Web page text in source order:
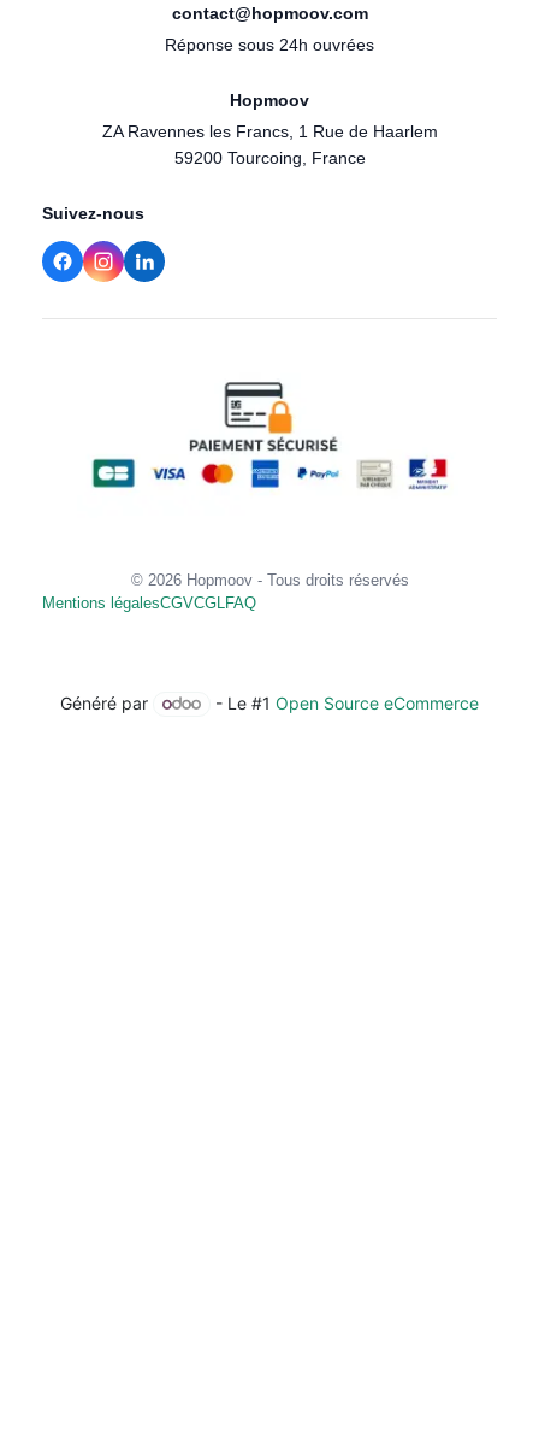
contact@hopmoov.com
Réponse sous 24h ouvrées
Hopmoov
ZA Ravennes les Francs, 1 Rue de Haarlem
59200 Tourcoing, France
Suivez-nous
© 2026 Hopmoov - Tous droits réservés
Mentions légalesCGVCGLFAQ
Généré par - Le #1Open Source eCommerce